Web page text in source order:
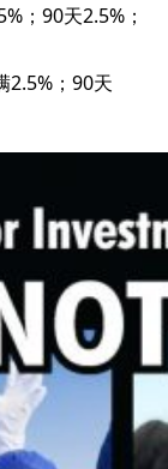
；90天2.5%；
2.5%；90天